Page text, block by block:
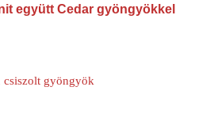
együtt Cedar gyöngyökkel